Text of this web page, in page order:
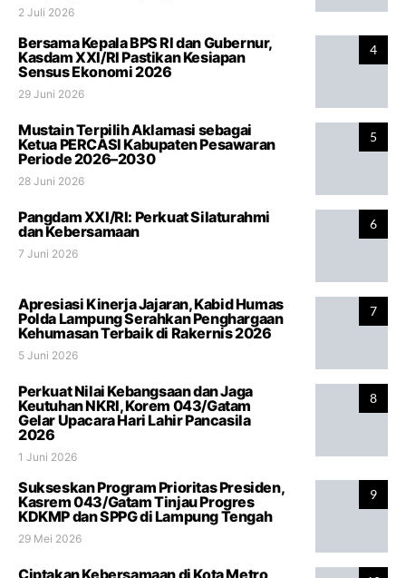
2 Juli 2026
4
Bersama Kepala BPS RI dan Gubernur,
Kasdam XXI/RI Pastikan Kesiapan
Sensus Ekonomi 2026
29 Juni 2026
5
Mustain Terpilih Aklamasi sebagai
Ketua PERCASI Kabupaten Pesawaran
Periode 2026–2030
28 Juni 2026
6
Pangdam XXI/RI: Perkuat Silaturahmi
dan Kebersamaan
7 Juni 2026
7
Apresiasi Kinerja Jajaran, Kabid Humas
Polda Lampung Serahkan Penghargaan
Kehumasan Terbaik di Rakernis 2026
5 Juni 2026
8
Perkuat Nilai Kebangsaan dan Jaga
Keutuhan NKRI, Korem 043/Gatam
Gelar Upacara Hari Lahir Pancasila
2026
1 Juni 2026
9
Sukseskan Program Prioritas Presiden,
Kasrem 043/Gatam Tinjau Progres
KDKMP dan SPPG di Lampung Tengah
29 Mei 2026
Ciptakan Kebersamaan di Kota Metro,